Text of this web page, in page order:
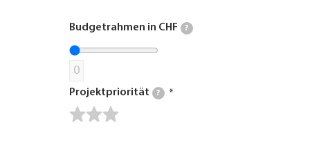
Budgetrahmen in CHF ?
0
Projektpriorität ?